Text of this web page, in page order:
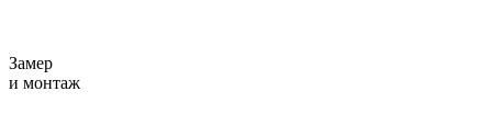
Замер
и монтаж